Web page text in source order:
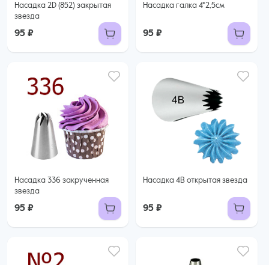
Насадка 2D (852) закрытая
звезда
95 ₽
Насадка галка 4*2,5см
95 ₽
Насадка 336 закрученная
звезда
95 ₽
Насадка 4B открытая звезда
95 ₽